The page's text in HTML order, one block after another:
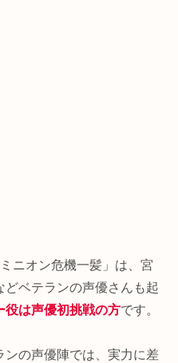
ニオン危機一髪」は、宮
ベテランの声優さんも起
役は声優初挑戦の方です。
の声優陣では、実力に差